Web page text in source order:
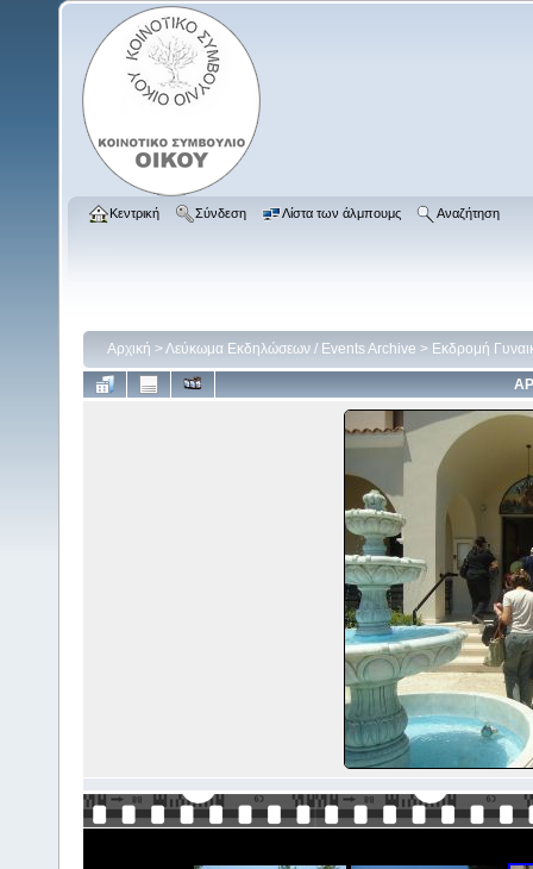
Κεντρική Σύνδεση Λίστα των άλμπουμς Αναζήτηση
Αρχική >Λεύκωμα Εκδηλώσεων / Events Archive > Εκδρομή